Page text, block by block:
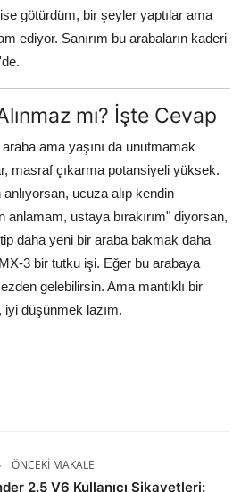
götürdüm, bir şeyler yaptılar ama
ediyor. Sanırım bu arabaların kaderi
mı? İşte Cevap
ama yaşını da unutmamak
masraf çıkarma potansiyeli yüksek.
ucuza alıp kendin
anlamam, ustaya bırakırım" diyorsan,
daha yeni bir araba bakmak daha
3 bir tutku işi. Eğer bu arabaya
gelebilirsin. Ama mantıklı bir
düşünmek lazım.
ÖNCEKI MAKALE
2.5 V6 Kullanıcı Şikayetleri: